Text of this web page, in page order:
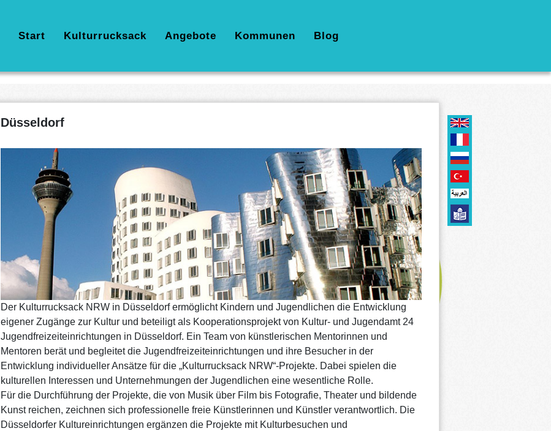
Hauptnavigation
Start Kulturrucksack Angebote Kommunen Blog
Düsseldorf
Der Kulturrucksack NRW in Düsseldorf ermöglicht Kindern und Jugendlichen die Entwicklung
eigener Zugänge zur Kultur und beteiligt als Kooperationsprojekt von Kultur- und Jugendamt 24
Jugendfreizeiteinrichtungen in Düsseldorf. Ein Team von künstlerischen Mentorinnen und
Mentoren berät und begleitet die Jugendfreizeiteinrichtungen und ihre Besucher in der
Entwicklung individueller Ansätze für die „Kulturrucksack NRW“-Projekte. Dabei spielen die
kulturellen Interessen und Unternehmungen der Jugendlichen eine wesentliche Rolle.
Für die Durchführung der Projekte, die von Musik über Film bis Fotografie, Theater und bildende
Kunst reichen, zeichnen sich professionelle freie Künstlerinnen und Künstler verantwortlich. Die
Düsseldorfer Kultureinrichtungen ergänzen die Projekte mit Kulturbesuchen und